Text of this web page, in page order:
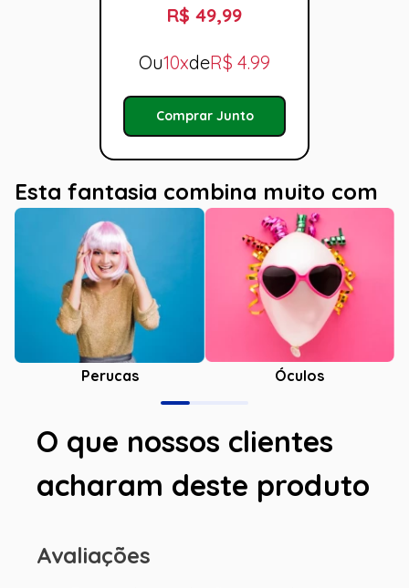
R$ 49,99
Ou10xdeR$ 4.99
Comprar Junto
Esta fantasia combina muito com
Perucas Óculos
O que nossos clientes
acharam deste produto
Avaliações